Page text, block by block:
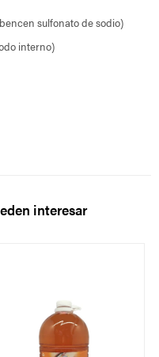
sulfonato de sodio)
interno)
interesar